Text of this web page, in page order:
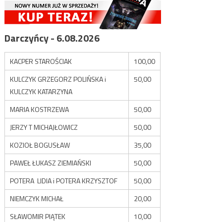
Darczyńcy - 6.08.2026
KACPER STAROŚCIAK
100,00
KULCZYK GRZEGORZ POLIŃSKA i
KULCZYK KATARZYNA
50,00
MARIA KOSTRZEWA
50,00
JERZY T MICHAJŁOWICZ
50,00
KOZIOŁ BOGUSŁAW
35,00
PAWEŁ ŁUKASZ ZIEMIAŃSKI
50,00
POTERA LIDIA i POTERA KRZYSZTOF
50,00
NIEMCZYK MICHAŁ
20,00
SŁAWOMIR PIĄTEK
10,00